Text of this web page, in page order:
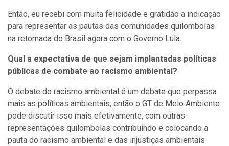
Então, eu recebi com muita felicidade e gratidão a indicação
para representar as pautas das comunidades quilombolas
na retomada do Brasil agora com o Governo Lula.
Qual a expectativa de que sejam implantadas políticas
públicas de combate ao racismo ambiental?
O debate do racismo ambiental é um debate que perpassa
mais as políticas ambientais, então o GT de Meio Ambiente
pode discutir isso mais efetivamente, com outras
representações quilombolas contribuindo e colocando a
pauta do racismo ambiental e das injustiças ambientais